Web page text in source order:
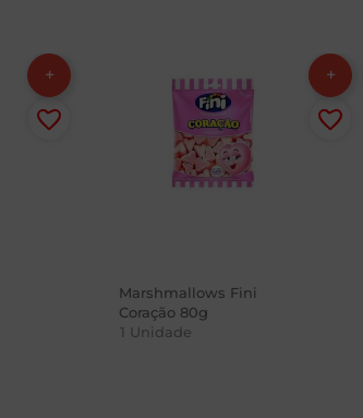
Marshmallows Fini
Coração 80g
1 Unidade